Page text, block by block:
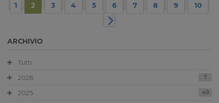
1 2 3 4 5 6 7 8 9 10
ARCHIVIO
Tutti
2026
7
2025 49